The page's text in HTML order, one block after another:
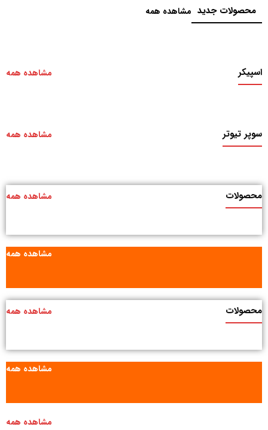
محصولات جدید مشاهده همه
اسپیکر مشاهده همه
سوپر تیوتر مشاهده همه
محصولات مشاهده همه
مشاهده همه
محصولات مشاهده همه
مشاهده همه
مشاهده همه